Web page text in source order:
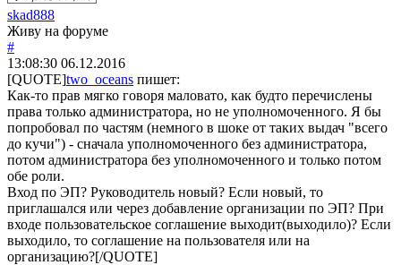
skad888
Живу на форуме
#
13:08:30 06.12.2016
[QUOTE]two_oceans пишет:
Как-то прав мягко говоря маловато, как будто перечислены
права только администратора, но не уполномоченного. Я бы
попробовал по частям (немного в шоке от таких выдач "всего
до кучи") - сначала уполномоченного без администратора,
потом администратора без уполномоченного и только потом
обе роли.
Вход по ЭП? Руководитель новый? Если новый, то
приглашался или через добавление организации по ЭП? При
входе пользовательское соглашение выходит(выходило)? Если
выходило, то соглашение на пользователя или на
организацию?[/QUOTE]